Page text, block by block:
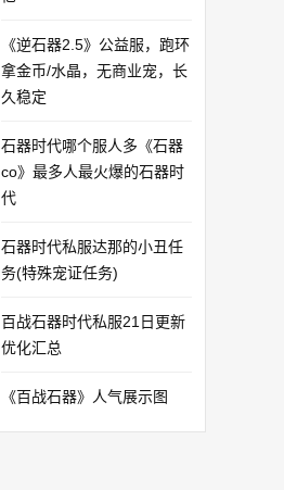
《逆石器2.5》公益服，跑环
拿金币/水晶，无商业宠，长
久稳定
石器时代哪个服人多《石器
co》最多人最火爆的石器时
代
石器时代私服达那的小丑任
务(特殊宠证任务)
百战石器时代私服21日更新
优化汇总
《百战石器》人气展示图